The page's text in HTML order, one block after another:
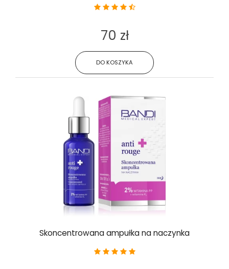
DO KOSZYKA
70 zł
Skoncentrowana ampułka na naczynka